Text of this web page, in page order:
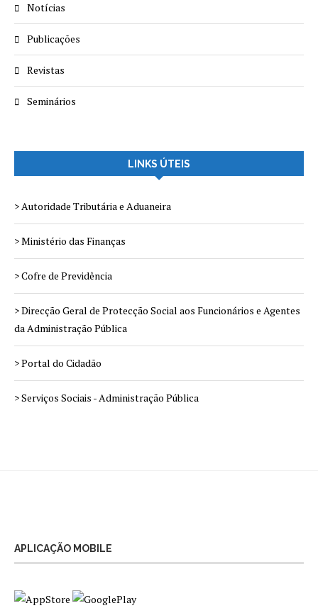
Notícias
Publicações
Revistas
Seminários
LINKS ÚTEIS
> Autoridade Tributária e Aduaneira
> Ministério das Finanças
> Cofre de Previdência
> Direcção Geral de Protecção Social aos Funcionários e Agentes
da Administração Pública
> Portal do Cidadão
> Serviços Sociais - Administração Pública
APLICAÇÃO MOBILE